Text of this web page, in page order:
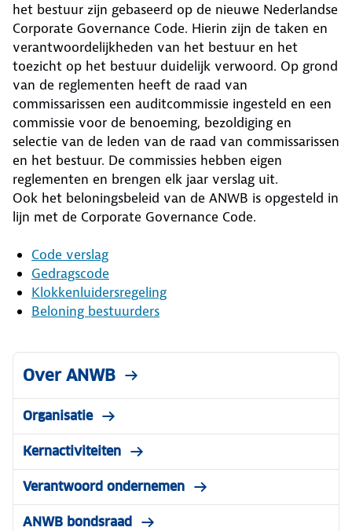
het bestuur zijn gebaseerd op de nieuwe Nederlandse
Corporate Governance Code. Hierin zijn de taken en
verantwoordelijkheden van het bestuur en het
toezicht op het bestuur duidelijk verwoord. Op grond
van de reglementen heeft de raad van
commissarissen een auditcommissie ingesteld en een
commissie voor de benoeming, bezoldiging en
selectie van de leden van de raad van commissarissen
en het bestuur. De commissies hebben eigen
reglementen en brengen elk jaar verslag uit.
Ook het beloningsbeleid van de ANWB is opgesteld in
lijn met de Corporate Governance Code.
Code verslag
Gedragscode
Klokkenluidersregeling
Beloning bestuurders
Over ANWB
Organisatie
Kernactiviteiten
Verantwoord ondernemen
ANWB bondsraad